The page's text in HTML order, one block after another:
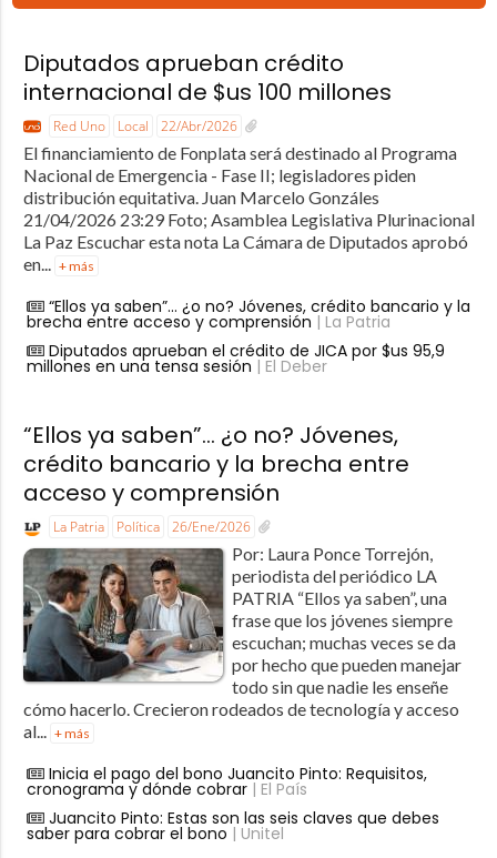
Diputados aprueban crédito
internacional de $us 100 millones
Red Uno Local 22/Abr/2026
El financiamiento de Fonplata será destinado al Programa
Nacional de Emergencia - Fase II; legisladores piden
distribución equitativa. Juan Marcelo Gonzáles
21/04/2026 23:29 Foto; Asamblea Legislativa Plurinacional
La Paz Escuchar esta nota La Cámara de Diputados aprobó
en... + más
“Ellos ya saben”… ¿o no? Jóvenes, crédito bancario y la
brecha entre acceso y comprensión | La Patria
Diputados aprueban el crédito de JICA por $us 95,9
millones en una tensa sesión | El Deber
“Ellos ya saben”… ¿o no? Jóvenes,
crédito bancario y la brecha entre
acceso y comprensión
La Patria Política 26/Ene/2026
Por: Laura Ponce Torrejón,
periodista del periódico LA
PATRIA “Ellos ya saben”, una
frase que los jóvenes siempre
escuchan; muchas veces se da
por hecho que pueden manejar
todo sin que nadie les enseñe
cómo hacerlo. Crecieron rodeados de tecnología y acceso
al...
+ más
Inicia el pago del bono Juancito Pinto: Requisitos,
cronograma y dónde cobrar| El País
Juancito Pinto: Estas son las seis claves que debes
saber para cobrar el bono | Unitel